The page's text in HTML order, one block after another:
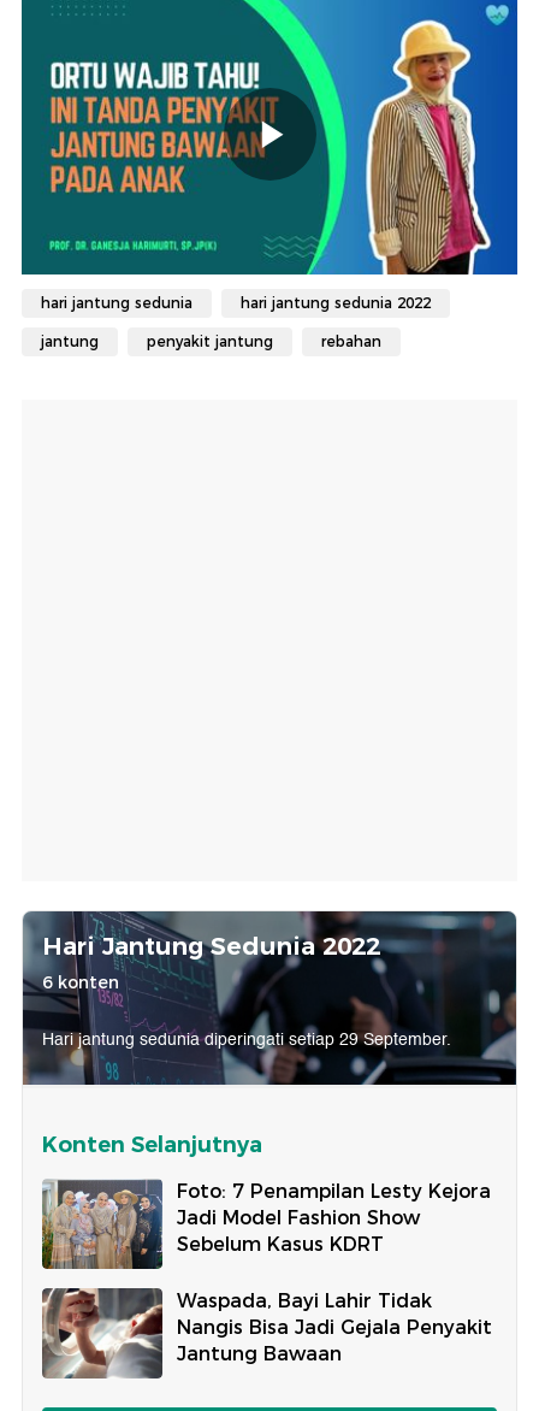
hari jantung sedunia hari jantung sedunia 2022
jantung penyakit jantung rebahan
Hari Jantung Sedunia 2022
6 konten
Hari jantung sedunia diperingati setiap 29 September.
Konten Selanjutnya
Foto: 7 Penampilan Lesty Kejora
Jadi Model Fashion Show
Sebelum Kasus KDRT
Waspada, Bayi Lahir Tidak
Nangis Bisa Jadi Gejala Penyakit
Jantung Bawaan